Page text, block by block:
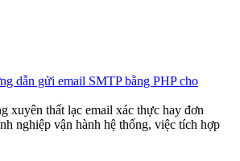
dẫn gửi email SMTP bằng PHP cho
xuyên thất lạc email xác thực hay đơn
nghiệp vận hành hệ thống, việc tích hợp